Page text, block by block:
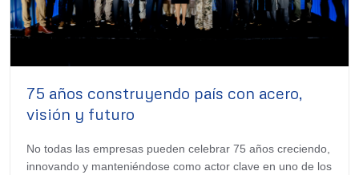
75 años construyendo país con acero,
visión y futuro
No todas las empresas pueden celebrar 75 años creciendo,
innovando y manteniéndose como actor clave en uno de los